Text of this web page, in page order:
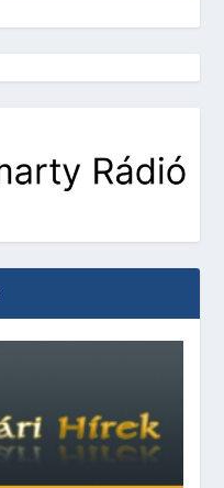
Vörösmarty Rádió